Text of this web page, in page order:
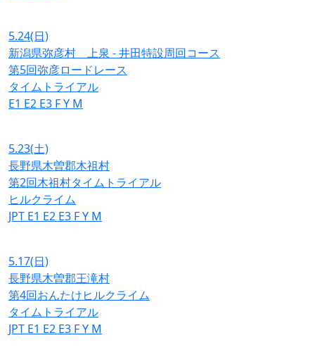
5.24(日)
新潟県弥彦村 上泉 - 井田特設周回コース
第5回弥彦ロードレース
タイムトライアル
E1 E2 E3 FY M
5.23(土)
長野県木曽郡木祖村
第2回木祖村タイムトライアル
ヒルクライム
JPT E1 E2 E3 FY M
5.17(日)
長野県木曽郡王滝村
第4回おんたけヒルクライム
タイムトライアル
JPT E1 E2 E3 FY M